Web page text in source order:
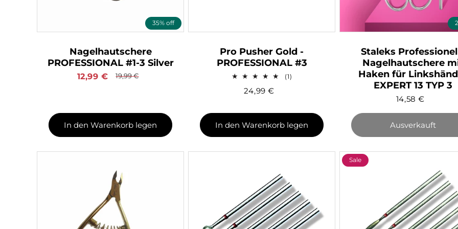
35% off
Nagelhautschere
PROFESSIONAL #1-3 Silver
Verkaufspreis
12,99 €
Normaler
19,99€
In den Warenkorb legen
Pro Pusher Gold -
PROFESSIONAL #3
(1)
24,99 €
In den Warenkorb legen
Staleks
Nagelhautschere
Haken für
EXPERT 13 TYP 3
14,58 €
Ausverkauft
Sale